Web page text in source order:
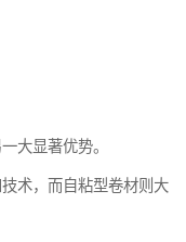
大显著优势。
术，而自粘型卷材则大